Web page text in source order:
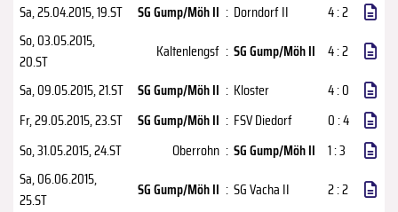
Sa, 25.04.2015, 19.ST SG Gump/Möh II : Dorndorf II
4 : 2
So, 03.05.2015,
20.ST
Kaltenlengsf : SG Gump/Möh II 4 : 2
Sa, 09.05.2015, 21.ST SG Gump/Möh II : Kloster
4 : 0
Fr, 29.05.2015, 23.ST SG Gump/Möh II : FSV Diedorf
0 : 4
So, 31.05.2015, 24.ST Oberrohn : SG Gump/Möh II 1 : 3
Sa, 06.06.2015,
25.ST
SG Gump/Möh II : SG Vacha II
2 : 2